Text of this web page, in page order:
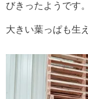
びきったようです。
大きい葉っぱも生